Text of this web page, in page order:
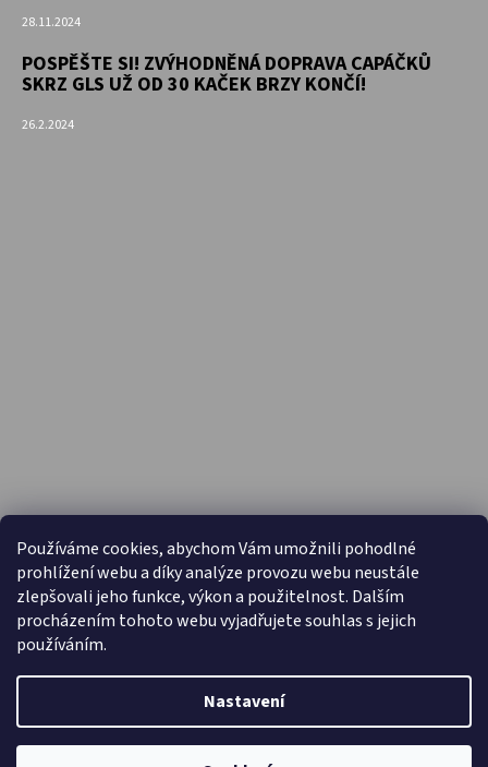
Používáme cookies, abychom Vám umožnili pohodlné
prohlížení webu a díky analýze provozu webu neustále
zlepšovali jeho funkce, výkon a použitelnost. Dalším
procházením tohoto webu vyjadřujete souhlas s jejich
používáním.
Nastavení
28.11.2024
POSPĚŠTE SI! ZVÝHODNĚNÁ DOPRAVA CAPÁČKŮ
SKRZ GLS UŽ OD 30 KAČEK BRZY KONČÍ!
26.2.2024
PŘIJÍMÁME ONLINE PLATBY
Vytvořil Shoptet
Copyright 2026Capáčky.com. Všechna práva vyhrazena.